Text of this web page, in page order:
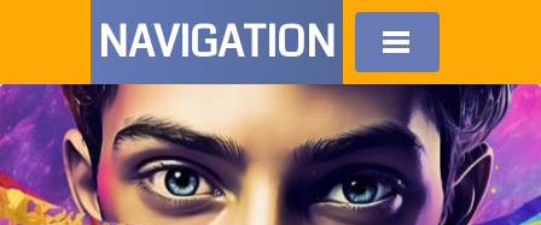
NAVIGATION